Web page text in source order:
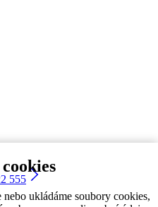
ukládáme soubory cookies,
555